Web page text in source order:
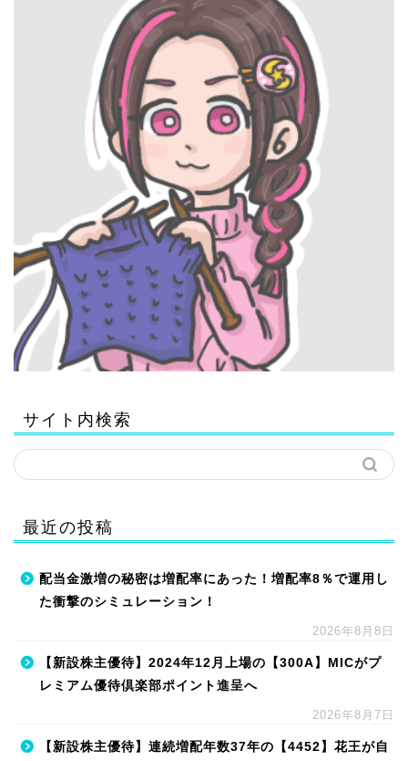
サイト内検索
最近の投稿
配当金激増の秘密は増配率にあった！増配率8％で運用し
た衝撃のシミュレーション！
2026年8月8日
【新設株主優待】2024年12月上場の【300A】MICがプ
レミアム優待倶楽部ポイント進呈へ
2026年8月7日
【新設株主優待】連続増配年数37年の【4452】花王が自